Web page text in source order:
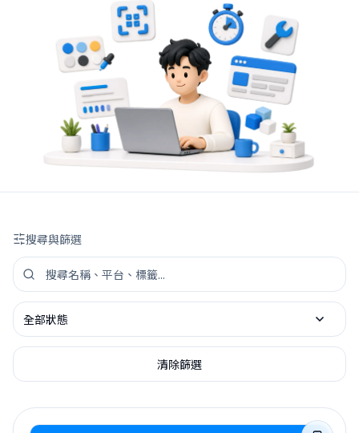
搜尋與篩選
搜尋工具資源
依狀態篩選
清除篩選